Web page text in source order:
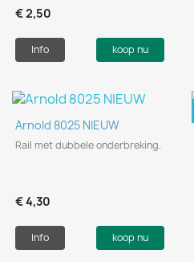
€ 2,50
Info koop nu
Arnold 8025 NIEUW
Rail met dubbele onderbreking.
€ 4,30
Info koop nu